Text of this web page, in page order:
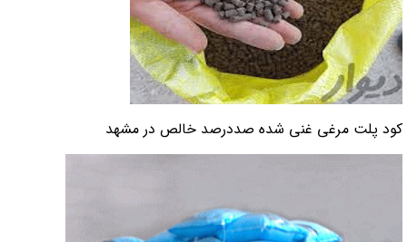
کود پلت مرغی غنی شده صددرصد خالص در مشهد